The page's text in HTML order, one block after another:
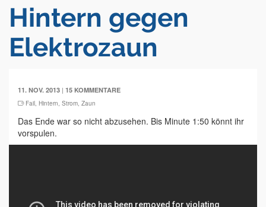
Hintern gegen
Elektrozaun
11. NOV. 2013 | 15 KOMMENTARE
Fail, Hintern, Strom, Zaun
Das Ende war so nicht abzusehen. Bis Minute 1:50 könnt ihr
vorspulen.